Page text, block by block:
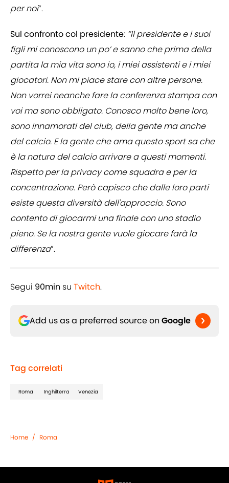
per noi”.
Sul confronto col presidente: “Il presidente e i suoi
figli mi conoscono un po’ e sanno che prima della
partita la mia vita sono io, i miei assistenti e i miei
giocatori. Non mi piace stare con altre persone.
Non vorrei neanche fare la conferenza stampa con
voi ma sono obbligato. Conosco molto bene loro,
sono innamorati del club, della gente ma anche
del calcio. E la gente che ama questo sport sa che
è la natura del calcio arrivare a questi momenti.
Rispetto per la privacy come squadra e per la
concentrazione. Però capisco che dalle loro parti
esiste questa diversità dell'approccio. Sono
contento di giocarmi una finale con uno stadio
pieno. Se la nostra gente vuole giocare farà la
differenza”.
Segui 90min su Twitch.
Add us as a preferred source on Google
Tag correlati
Roma Inghilterra Venezia
Home / Roma